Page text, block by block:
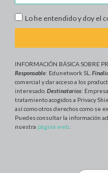
Lo he entendido y doy el
INFORMACIÓN BÁSICA SOBRE
Responsable: Edunetwork SL.
comercial y dar acceso a los
interesado. Destinatarios:
tratamiento acogidos a Privacy
así como otros derechos como se
Puedes consultar la información
nuestra página web